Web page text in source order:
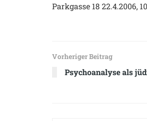
Parkgasse 18 22.4.2006,
Vorheriger Beitrag
Psychoanalyse als